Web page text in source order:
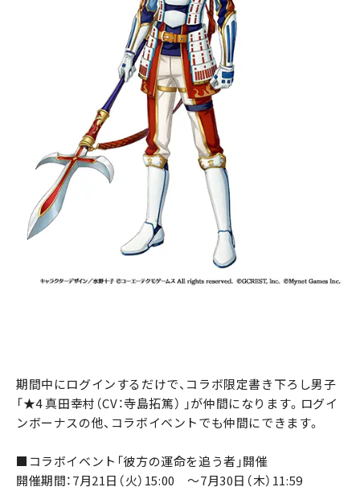
期間中にログインするだけで、コラボ限定書き下ろし男子
「★4 真田幸村（CV：寺島拓篤） 」が仲間になります。ログイ
ンボーナスの他、コラボイベントでも仲間にできます。
■コラボイベント「彼方の運命を追う者」開催
開催期間：7月21日（火）15:00 ～7月30日（木）11:59